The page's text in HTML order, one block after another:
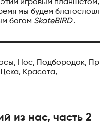
игровым планшетом,
мы будем
богом SkateBIRD.
из нас, часть 2